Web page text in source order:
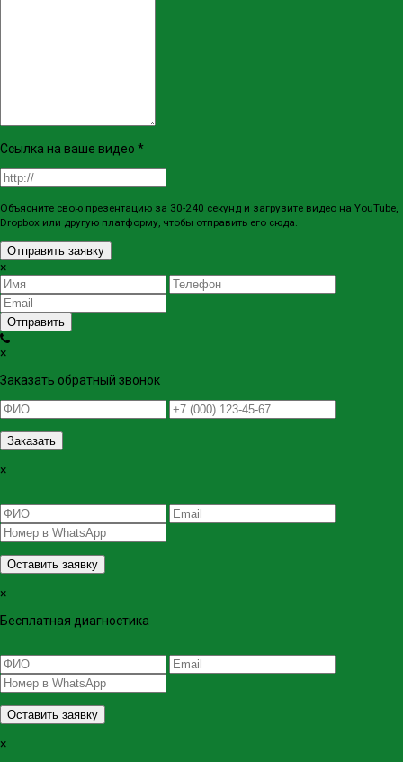
Ссылка на ваше видео *
Объясните свою презентацию за 30-240 секунд и загрузите видео на YouTube,
Dropbox или другую платформу, чтобы отправить его сюда.
Отправить заявку
×
Отправить
×
Заказать обратный звонок
Заказать
×
Оставить заявку
×
Бесплатная диагностика
Оставить заявку
×